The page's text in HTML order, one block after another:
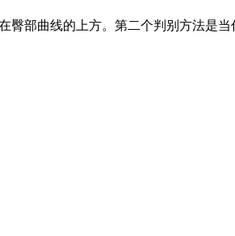
曲线的上方。第二个判别方法是当